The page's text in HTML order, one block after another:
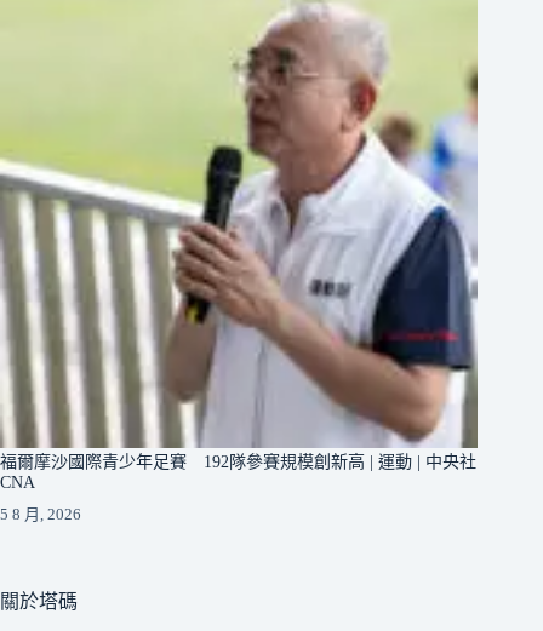
福爾摩沙國際青少年足賽 192隊參賽規模創新高 | 運動 | 中央社
CNA
5 8 月, 2026
關於塔碼